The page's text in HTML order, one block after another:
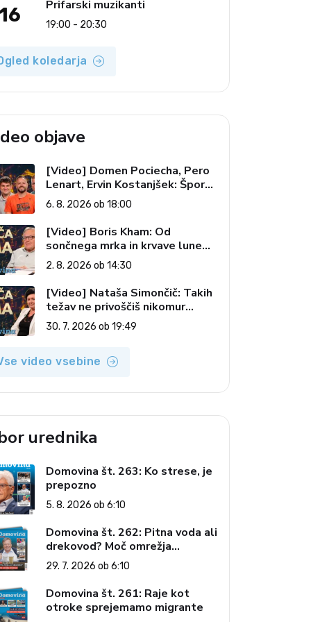
Prifarski muzikanti
19:00 - 20:30
koledarja
objave
[Video] Domen Pociecha, Pero
Lenart, Ervin Kostanjšek: Šport
specialcev (Vroča tema, 6. 8.
2026)
6. 8. 2026 ob 18:00
[Video] Boris Kham: Od
sončnega mrka in krvave lune
do slovenskih pečatov v vesolju
(Vroča tema, 2. 8. 2026)
2. 8. 2026 ob 14:30
[Video] Nataša Simončič: Takih
težav ne privoščiš nikomur
(Vroča tema, 30. 7. 2026)
30. 7. 2026 ob 19:49
video vsebine
urednika
Domovina št. 263: Ko strese, je
prepozno
5. 8. 2026 ob 6:10
Domovina št. 262: Pitna voda ali
drekovod? Moč omrežja
interesov
29. 7. 2026 ob 6:10
Domovina št. 261: Raje kot
otroke sprejemamo migrante